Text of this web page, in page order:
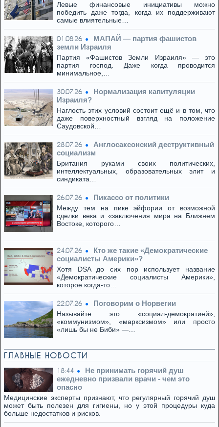
Левые финансовые инициативы можно
победить даже тогда, когда их поддерживают
самые влиятельные…
01.08.26
МАПАЙ — партия фашистов
земли Израиля
Партия «Фашистов Земли Израиля» — это
партия господ. Даже когда проводится
минимальное,…
30.07.26
Нормализация капитуляции
Израиля?
Наглость этих условий состоит ещё и в том, что
даже поверхностный взгляд на положение
Саудовской…
28.07.26
Англосаксонский деструктивный
социализм
Британия руками своих политических,
интеллектуальных, образовательных элит и
синдиката…
26.07.26 Пикассо от политики
Между тем на пике эйфории от возможной
сделки века и «заключения мира на Ближнем
Востоке, которого…
24.07.26
Кто же такие «Демократические
социалисты Америки»?
Хотя DSA до сих пор использует название
«Демократические социалисты Америки»,
которое когда-то…
22.07.26 Поговорим о Норвегии
Называйте это «социал-демократией»,
«коммунизмом», «марксизмом» или просто
«лишь бы не Биби» —…
ГЛАВНЫЕ НОВОСТИ
18:44
Не принимать горячий душ
ежедневно призвали врачи - чем это
опасно
Медицинские эксперты признают, что регулярный горячий душ
может быть полезен для гигиены, но у этой процедуры куда
больше недостатков и рисков.